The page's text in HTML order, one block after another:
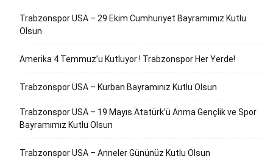
Trabzonspor USA – 29 Ekim Cumhuriyet Bayramımız Kutlu
Olsun
Amerika 4 Temmuz’u Kutluyor ! Trabzonspor Her Yerde!
Trabzonspor USA – Kurban Bayramınız Kutlu Olsun
Trabzonspor USA – 19 Mayıs Atatürk’ü Anma Gençlik ve Spor
Bayramımız Kutlu Olsun
Trabzonspor USA – Anneler Gününüz Kutlu Olsun